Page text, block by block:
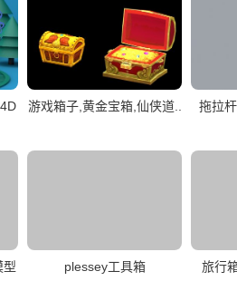
游戏箱子,黄金宝箱,仙侠道..
拖拉
型 plessey工具箱 旅行